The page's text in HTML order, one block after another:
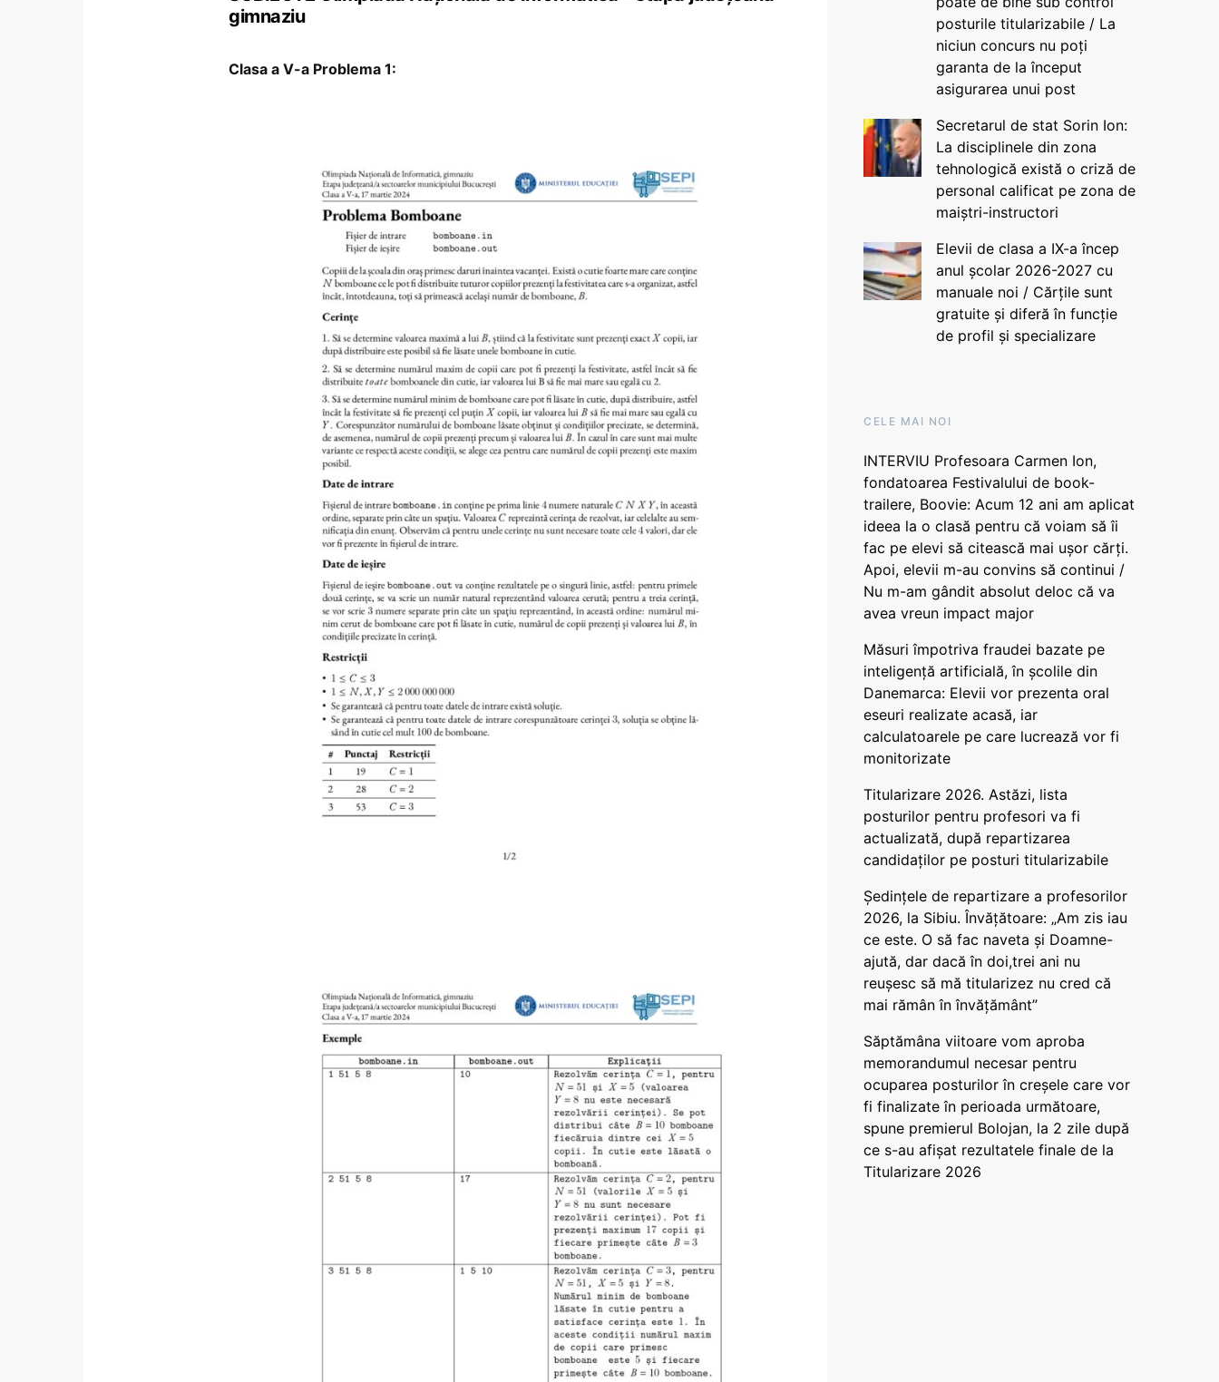
gimnaziu
Clasa a V-a Problema 1:
posturile titularizabile / La
niciun concurs nu poți
garanta de la început
asigurarea unui post
Secretarul de stat Sorin Ion:
La disciplinele din zona
tehnologică există o criză de
personal calificat pe zona de
maiștri-instructori
Elevii de clasa a IX-a încep
anul școlar 2026-2027 cu
manuale noi / Cărțile sunt
gratuite și diferă în funcție
de profil și specializare
CELE MAI NOI
INTERVIU Profesoara Carmen Ion,
fondatoarea Festivalului de book-
trailere, Boovie: Acum 12 ani am aplicat
ideea la o clasă pentru că voiam să îi
fac pe elevi să citească mai ușor cărți.
Apoi, elevii m-au convins să continui /
Nu m-am gândit absolut deloc că va
avea vreun impact major
Măsuri împotriva fraudei bazate pe
inteligență artificială, în școlile din
Danemarca: Elevii vor prezenta oral
eseuri realizate acasă, iar
calculatoarele pe care lucrează vor fi
monitorizate
Titularizare 2026. Astăzi, lista
posturilor pentru profesori va fi
actualizată, după repartizarea
candidaților pe posturi titularizabile
Ședințele de repartizare a profesorilor
2026, la Sibiu. Învățătoare: „Am zis iau
ce este. O să fac naveta și Doamne-
ajută, dar dacă în doi,trei ani nu
reușesc să mă titularizez nu cred că
mai rămân în învățământ”
Săptămâna viitoare vom aproba
memorandumul necesar pentru
ocuparea posturilor în creșele care vor
fi finalizate în perioada următoare,
spune premierul Bolojan, la 2 zile după
ce s-au afișat rezultatele finale de la
Titularizare 2026